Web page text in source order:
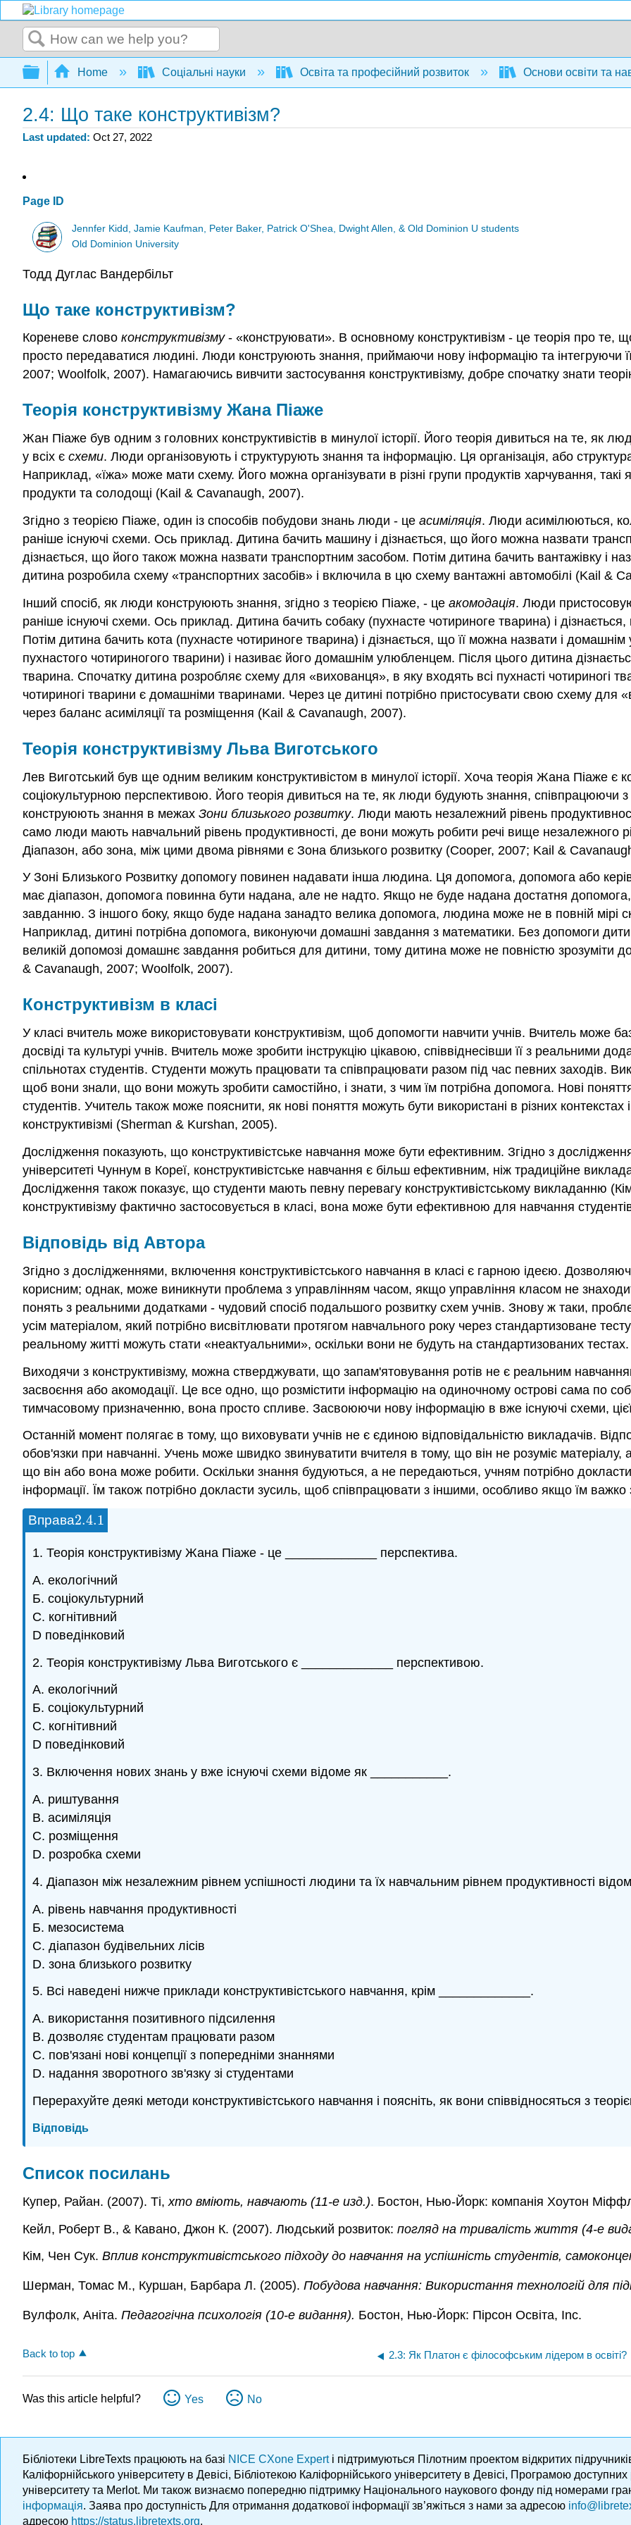
Search
Expand/collapse global hierarchy
Home Соціальні науки Освіта та професійний розвиток Основи освіти та
2.4: Що таке конструктивізм?
Last updated Oct 27, 2022
Page ID
Jennfer Kidd, Jamie Kaufman, Peter Baker, Patrick O'Shea, Dwight Allen, & Old Dominion U students
Old Dominion University
Тодд Дуглас Вандербільт
Що таке конструктивізм?
Кореневе слово конструктивізму- «конструювати». В основному конструктивізм - це теорія про те,
просто передаватися людині. Люди конструюють знання, приймаючи нову інформацію та інтегруючи
2007; Woolfolk, 2007). Намагаючись вивчити застосування конструктивізму, добре спочатку знати
Теорія конструктивізму Жана Піаже
Жан Піаже був одним з головних конструктивістів в минулої історії. Його теорія дивиться на те, як
у всіх є схеми. Люди організовують і структурують знання та інформацію. Ця організація, або
Наприклад, «їжа» може мати схему. Його можна організувати в різні групи продуктів харчування,
продукти та солодощі (Kail & Cavanaugh, 2007).
Згідно з теорією Піаже, один із способів побудови знань люди - це асиміляція. Люди асимілюються,
раніше існуючі схеми. Ось приклад. Дитина бачить машину і дізнається, що його можна назвати
дізнається, що його також можна назвати транспортним засобом. Потім дитина бачить вантажівку і
дитина розробила схему «транспортних засобів» і включила в цю схему вантажні автомобілі (Kail &
Інший спосіб, як люди конструюють знання, згідно з теорією Піаже, - це акомодація. Люди
раніше існуючі схеми. Ось приклад. Дитина бачить собаку (пухнасте чотириноге тварина) і
Потім дитина бачить кота (пухнасте чотириноге тварина) і дізнається, що її можна назвати і
пухнастого чотириногого тварини) і називає його домашнім улюбленцем. Після цього дитина
тварина. Спочатку дитина розробляє схему для «вихованця», в яку входять всі пухнасті чотириногі
чотириногі тварини є домашніми тваринами. Через це дитині потрібно пристосувати свою схему
через баланс асиміляції та розміщення (Kail & Cavanaugh, 2007).
Теорія конструктивізму Льва Виготського
Лев Виготський був ще одним великим конструктивістом в минулої історії. Хоча теорія Жана Піаже є
соціокультурною перспективою. Його теорія дивиться на те, як люди будують знання, співпрацюючи
конструюють знання в межах Зони близького розвитку. Люди мають незалежний рівень
само люди мають навчальний рівень продуктивності, де вони можуть робити речі вище незалежного
Діапазон, або зона, між цими двома рівнями є Зона близького розвитку (Cooper, 2007; Kail &
У Зоні Близького Розвитку допомогу повинен надавати інша людина. Ця допомога, допомога або
має діапазон, допомога повинна бути надана, але не надто. Якщо не буде надана достатня
завданню. З іншого боку, якщо буде надана занадто велика допомога, людина може не в повній мірі
Наприклад, дитині потрібна допомога, виконуючи домашні завдання з математики. Без допомоги
великій допомозі домашнє завдання робиться для дитини, тому дитина може не повністю зрозуміти
& Cavanaugh, 2007; Woolfolk, 2007).
Конструктивізм в класі
У класі вчитель може використовувати конструктивізм, щоб допомогти навчити учнів. Вчитель може
досвіді та культурі учнів. Вчитель може зробити інструкцію цікавою, співвіднесівши її з реальними
спільнотах студентів. Студенти можуть працювати та співпрацювати разом під час певних заходів.
щоб вони знали, що вони можуть зробити самостійно, і знати, з чим їм потрібна допомога. Нові
студентів. Учитель також може пояснити, як нові поняття можуть бути використані в різних контекстах
конструктивізмі (Sherman & Kurshan, 2005).
Дослідження показують, що конструктивістське навчання може бути ефективним. Згідно з
університеті Чуннум в Кореї, конструктивістське навчання є більш ефективним, ніж традиційне
Дослідження також показує, що студенти мають певну перевагу конструктивістському викладанню
конструктивізму фактично застосовується в класі, вона може бути ефективною для навчання
Відповідь від Автора
Згідно з дослідженнями, включення конструктивістського навчання в класі є гарною ідеєю.
корисним; однак, може виникнути проблема з управлінням часом, якщо управління класом не
понять з реальними додатками - чудовий спосіб подальшого розвитку схем учнів. Знову ж таки,
усім матеріалом, який потрібно висвітлювати протягом навчального року через стандартизоване
реальному житті можуть стати «неактуальними», оскільки вони не будуть на стандартизованих тестах.
Виходячи з конструктивізму, можна стверджувати, що запам'ятовування ротів не є реальним
засвоєння або акомодації. Це все одно, що розмістити інформацію на одиночному острові сама по
тимчасовому призначенню, вона просто спливе. Засвоюючи нову інформацію в вже існуючі схеми,
Останній момент полягає в тому, що виховувати учнів не є єдиною відповідальністю викладачів.
обов'язки при навчанні. Учень може швидко звинуватити вчителя в тому, що він не розуміє
що він або вона може робити. Оскільки знання будуються, а не передаються, учням потрібно
інформації. Їм також потрібно докласти зусиль, щоб співпрацювати з іншими, особливо якщо їм важко
Вправа2.4.1
2.4.1
1. Теорія конструктивізму Жана Піаже - це _____________ перспектива.
А. екологічний
Б. соціокультурний
C. когнітивний
D поведінковий
2. Теорія конструктивізму Льва Виготського є _____________ перспективою.
А. екологічний
Б. соціокультурний
C. когнітивний
D поведінковий
3. Включення нових знань у вже існуючі схеми відоме як ___________.
А. риштування
B. асиміляція
C. розміщення
D. розробка схеми
4. Діапазон між незалежним рівнем успішності людини та їх навчальним рівнем продуктивності
А. рівень навчання продуктивності
Б. мезосистема
С. діапазон будівельних лісів
D. зона близького розвитку
5. Всі наведені нижче приклади конструктивістського навчання, крім _____________.
A. використання позитивного підсилення
B. дозволяє студентам працювати разом
C. пов'язані нові концепції з попередніми знаннями
D. надання зворотного зв'язку зі студентами
Перерахуйте деякі методи конструктивістського навчання і поясніть, як вони співвідносяться з
Відповідь
Список посилань
Купер, Райан. (2007). Ті, хто вміють, навчають (11-е изд.). Бостон, Нью-Йорк: компанія Хоутон
Кейл, Роберт В., & Кавано, Джон К. (2007). Людський розвиток: погляд на тривалість життя (4-е
Кім, Чен Сук. Вплив конструктивістського підходу до навчання на успішність студентів,
Шерман, Томас М., Куршан, Барбара Л. (2005). Побудова навчання: Використання технологій для
Вулфолк, Аніта. Педагогічна психологія (10-е видання). Бостон, Нью-Йорк: Пірсон Освіта, Inc.
Back to top 2.3: Як Платон є філософським лідером в освіті?
Was this article helpful? Yes No
Бібліотеки LibreTexts працюють на базі NICE CXone Expert і підтримуються Пілотним проектом відкритих
Каліфорнійського університету в Девісі, Бібліотекою Каліфорнійського університету в Девісі, Програмою
університету та Merlot. Ми також визнаємо попередню підтримку Національного наукового фонду під номерами
інформація. Заява про доступність Для отримання додаткової інформації зв’яжіться з нами за адресою
адресою https://status.libretexts.org.